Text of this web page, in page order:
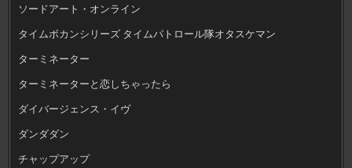
ソードアート・オンライン
タイムボカンシリーズ タイムパトロール隊オタスケマン
ターミネーター
ターミネーターと恋しちゃったら
ダイバージェンス・イヴ
ダンダダン
チャップアップ